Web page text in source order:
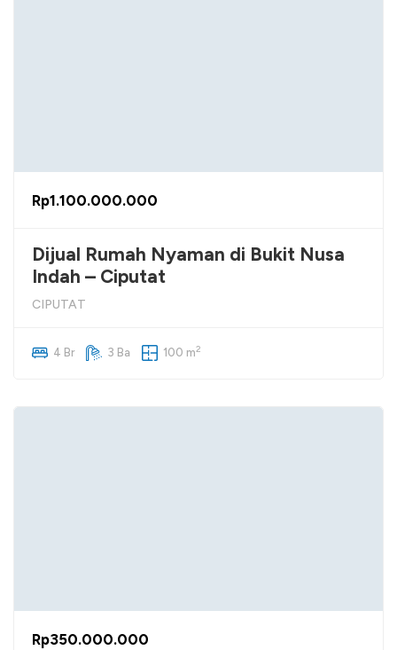
Rp1.100.000.000
Dijual Rumah Nyaman di Bukit Nusa
Indah – Ciputat
CIPUTAT
4 Br 3 Ba 100 m2
Rp350.000.000